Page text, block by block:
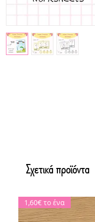
Σχετικά προϊόντα
1,60€ το ένα